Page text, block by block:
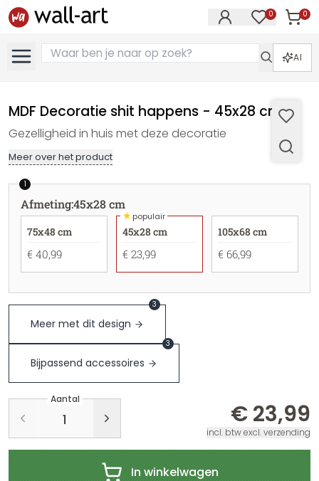
0 0
AI
MDF Decoratie shit happens - 45x28 cm
Gezelligheid in huis met deze decoratie
Meer over het product
1
Afmeting:45x28 cm
75x48 cm
€ 40,99
★populair
45x28 cm
€ 23,99
105x68 cm
€ 66,99
Meer met dit design
3
Bijpassend accessoires
3
Aantal
€ 23,99
incl. btw excl. verzending
In winkelwagen